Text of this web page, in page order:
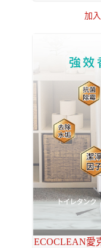
加
ECOCLEAN愛